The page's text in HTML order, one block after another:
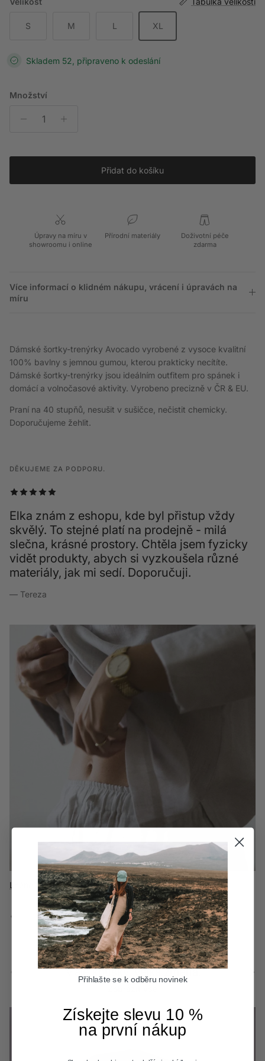
S M L XL
Skladem 52, připraveno k odeslání
Množství
Přidat do košíku
Úpravy na míru v
showroomu i online
Přírodní materiály
Doživotní péče
zdarma
Více informací o klidném nákupu, vrácení i úpravách na
míru
Dámské šortky-trenýrky Avocado vyrobené z vysoce kvalitní
100% bavlny s jemnou gumou, kterou prakticky necítíte.
Dámské šortky-trenýrky jsou ideálním outfitem pro spánek i
domácí a volnočasové aktivity. Vyrobeno precizně v ČR & EU.
Praní na 40 stupňů, nesušit v sušičce, nečistit chemicky.
Doporučujeme žehlit.
DĚKUJEME ZA PODPORU.
Elka znám z eshopu, kde byl přistup vždy
skvělý. To stejné platí na prodejně - milá
slečna, krásné prostory. Chtěla jsem fyzicky
vidět produkty, abych si vyzkoušela různé
materiály, jak mi sedí. Doporučuji.
— Tereza
Lněné topy & trička
Vlněné oblečení
Flanelové košile
PředchozíDalší
Malé kousky, velká změna.
Přihlašte se k odběru novinek
Získejte slevu 10 %
na první nákup